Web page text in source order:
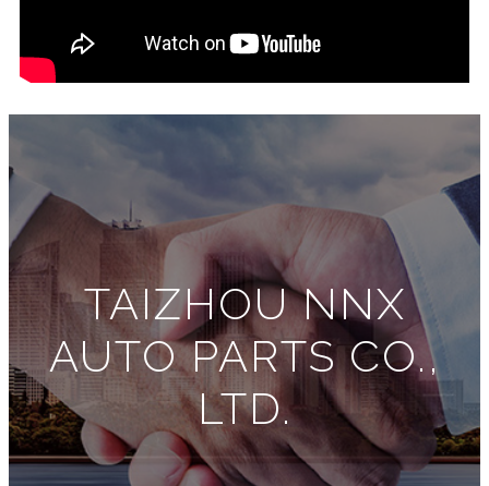
TAIZHOU NNX
AUTO PARTS CO.,
LTD.